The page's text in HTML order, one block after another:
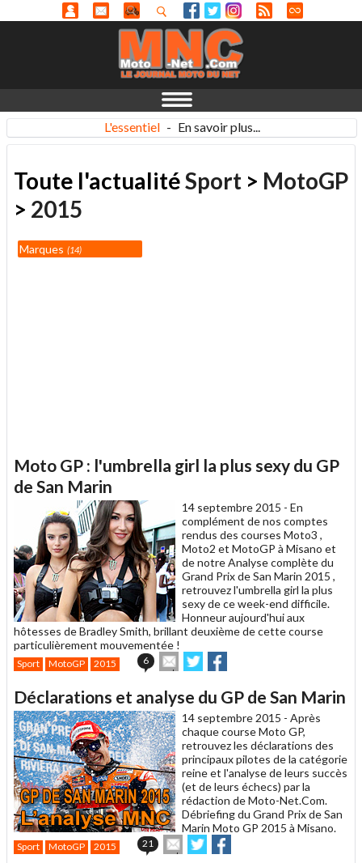
L'essentiel - En savoir plus...
Toute l'actualitéSport > MotoGP
> 2015
Marques 14
Moto GP : l'umbrella girl la plus sexy du GP
de San Marin
14 septembre 2015 - En
complément de nos comptes
rendus des courses Moto3 ,
Moto2 et MotoGP à Misano et
de notre Analyse complète du
Grand Prix de San Marin 2015 ,
retrouvez l'umbrella girl la plus
sexy de ce week-end difficile.
Honneur aujourd'hui aux
hôtesses de Bradley Smith, brillant deuxième de cette course
particulièrement mouvementée !
Sport MotoGP 2015 6
Envoyer
cet
à
un
ami
Partager
sur sur
Déclarations et analyse du GP de San Marin
14 septembre 2015 - Après
chaque course Moto GP,
retrouvez les déclarations des
principaux pilotes de la catégorie
reine et l'analyse de leurs succès
(et de leurs échecs) par la
rédaction de Moto-Net.Com.
Débriefing du Grand Prix de San
Marin Moto GP 2015 à Misano.
Sport MotoGP 2015 21
Envoyer
cet
Partager
sur sur